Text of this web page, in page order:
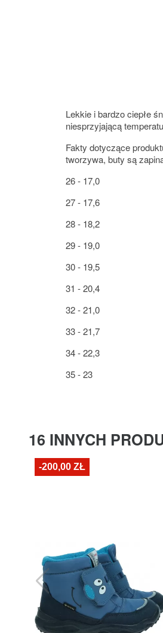
Lekkie i bardzo ciepłe
niesprzyjającą
Fakty dotyczące
tworzywa, buty są
26 - 17,0
27 - 17,6
28 - 18,2
29 - 19,0
30 - 19,5
31 - 20,4
32 - 21,0
33 - 21,7
34 - 22,3
35 - 23
16 INNYCH
-200,00 ZŁ